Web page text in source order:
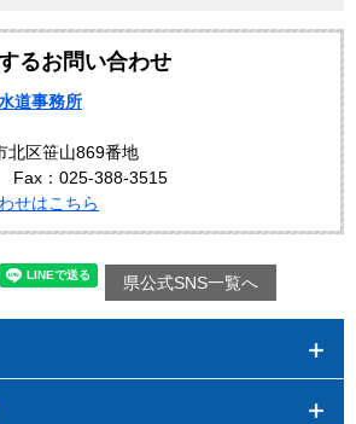
るお問い合わせ
道事務所
北区笹山869番地
Fax：025-388-3515
せはこちら
県公式SNS一覧へ